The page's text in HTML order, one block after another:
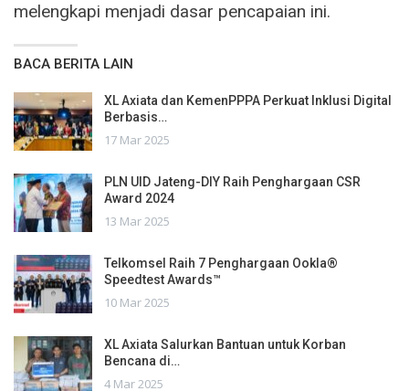
melengkapi menjadi dasar pencapaian ini.
BACA BERITA LAIN
XL Axiata dan KemenPPPA Perkuat Inklusi Digital
Berbasis…
17 Mar 2025
PLN UID Jateng-DIY Raih Penghargaan CSR
Award 2024
13 Mar 2025
Telkomsel Raih 7 Penghargaan Ookla®
Speedtest Awards™
10 Mar 2025
XL Axiata Salurkan Bantuan untuk Korban
Bencana di…
4 Mar 2025